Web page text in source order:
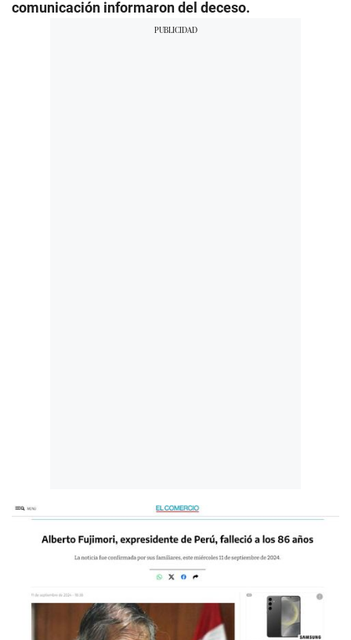
comunicación informaron del deceso.